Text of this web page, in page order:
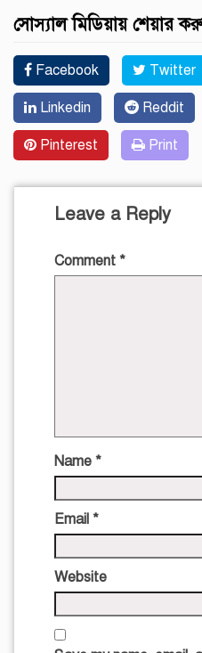
সোস্যাল মিডিয়ায় শেয়ার
Facebook Twitter
Linkedin Reddit
Pinterest Print
Leave a Reply
Comment *
Name *
Email *
Website